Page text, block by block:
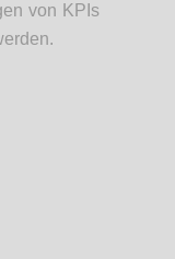
von KPIs